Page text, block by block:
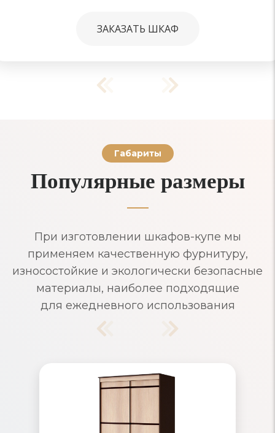
ЗАКАЗАТЬ ШКАФ
Габариты
Популярные размеры
При изготовлении шкафов-купе мы
применяем качественную фурнитуру,
износостойкие и экологически безопасные
материалы, наиболее подходящие
для ежедневного использования
Шкафы-купе узкие